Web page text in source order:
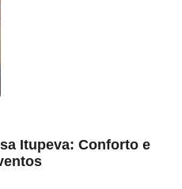
Itupeva: Conforto e